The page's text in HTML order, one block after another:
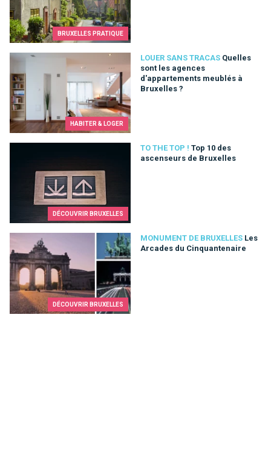
BRUXELLES PRATIQUE
HABITER & LOGER
LOUER SANS TRACAS Quelles
sont les agences
d'appartements meublés à
Bruxelles ?
Quelles sont les agences d'appartements meublés à
DÉCOUVRIR BRUXELLES
TO THE TOP ! Top 10 des
ascenseurs de Bruxelles
Top 10 des ascenseurs de Bruxelles
DÉCOUVRIR BRUXELLES
MONUMENT DE BRUXELLES Les
Arcades du Cinquantenaire
Les Arcades du Cinquantenaire